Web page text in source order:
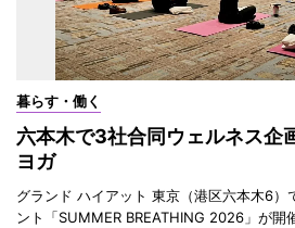
暮らす・働く
六本木で3社合同ウェルネス
ヨガ
グランド ハイアット 東京（港区六本木6）
ント「SUMMER BREATHING 2026」が開